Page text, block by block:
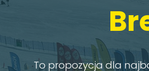
KIEDY?
GDZIE?
To propozycja dla